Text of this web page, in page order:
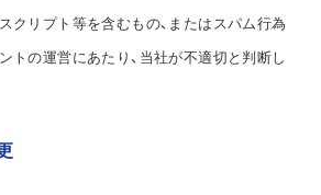
クリプト等を含むもの、またはスパム行為
トの運営にあたり、当社が不適切と判断し